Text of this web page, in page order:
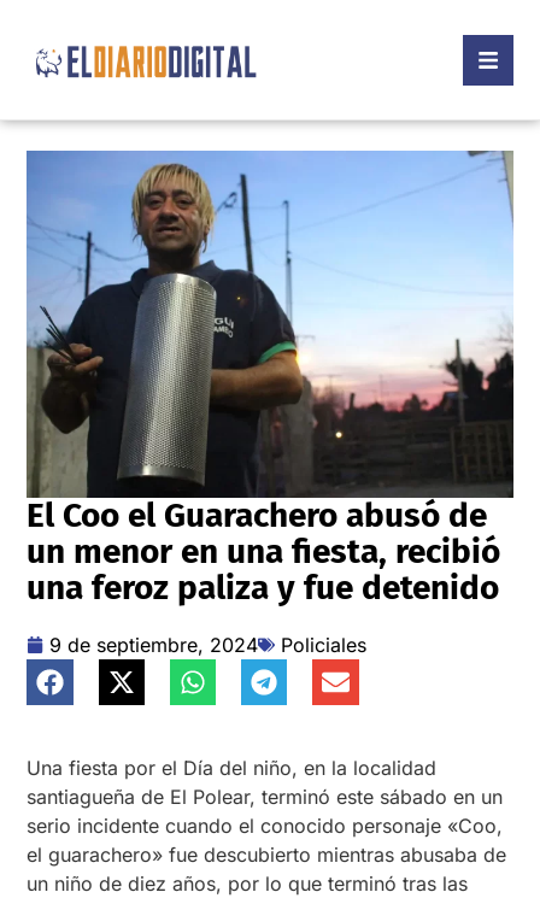
El Coo el Guarachero abusó de
un menor en una fiesta, recibió
una feroz paliza y fue detenido
9 de septiembre, 2024 Policiales
Una fiesta por el Día del niño, en la localidad
santiagueña de El Polear, terminó este sábado en un
serio incidente cuando el conocido personaje «Coo,
el guarachero» fue descubierto mientras abusaba de
un niño de diez años, por lo que terminó tras las